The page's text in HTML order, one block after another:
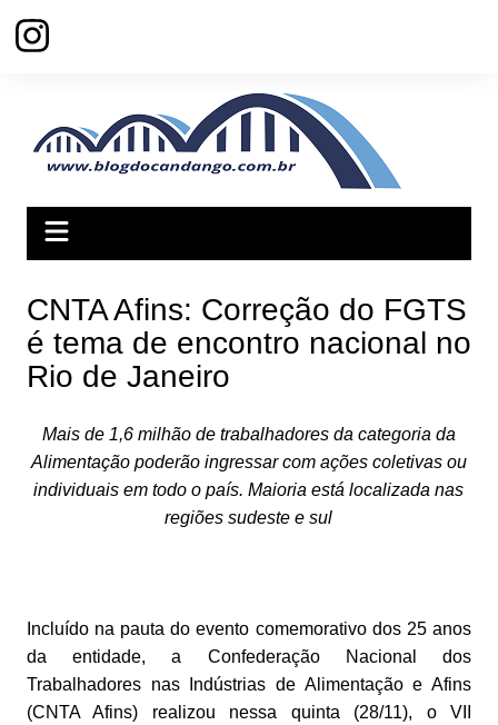
para
CNTA Afins: Correção do FGTS
é tema de encontro nacional no
Rio de Janeiro
Mais de 1,6 milhão de trabalhadores da categoria da
Alimentação poderão ingressar com ações coletivas ou
individuais em todo o país. Maioria está localizada nas
regiões sudeste e sul
Incluído na pauta do evento comemorativo dos 25 anos
da entidade, a Confederação Nacional dos
Trabalhadores nas Indústrias de Alimentação e Afins
(CNTA Afins) realizou nessa quinta (28/11), o VII